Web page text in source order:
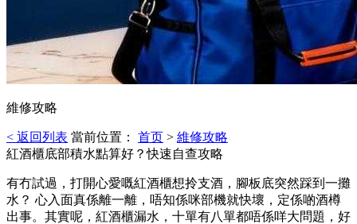
維修攻略
< 返回列表 當前位置： 首页 > 維修攻略
紅酒櫃底部積水點算好？快速自查攻略
有冇試過，打開心愛嘅紅酒櫃想拎支酒，腳板底突然踩到一攤
水？ 心入面真係離一離，唔知係咪部機就快壞，定係啲酒樽
出事。其實呢，紅酒櫃漏水，十單有八單都唔係咩大問題，好